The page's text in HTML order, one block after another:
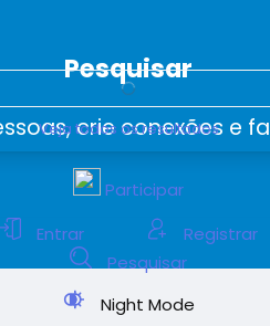
Veja todos os resultados
Participar
Entrar
Registrar
Pesquisar
Night Mode
Pesquisar
crie conexões e